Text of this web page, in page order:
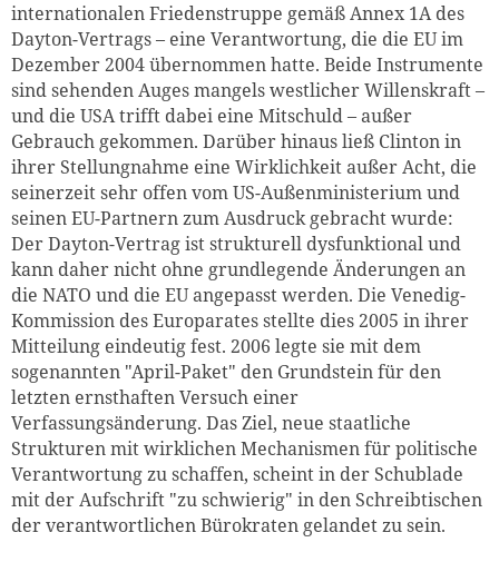
internationalen Friedenstruppe gemäß Annex 1A des
Dayton-Vertrags – eine Verantwortung, die die EU im
Dezember 2004 übernommen hatte. Beide Instrumente
sind sehenden Auges mangels westlicher Willenskraft –
und die USA trifft dabei eine Mitschuld – außer
Gebrauch gekommen. Darüber hinaus ließ Clinton in
ihrer Stellungnahme eine Wirklichkeit außer Acht, die
seinerzeit sehr offen vom US-Außenministerium und
seinen EU-Partnern zum Ausdruck gebracht wurde:
Der Dayton-Vertrag ist strukturell dysfunktional und
kann daher nicht ohne grundlegende Änderungen an
die NATO und die EU angepasst werden. Die Venedig-
Kommission des Europarates stellte dies 2005 in ihrer
Mitteilung eindeutig fest. 2006 legte sie mit dem
sogenannten "April-Paket" den Grundstein für den
letzten ernsthaften Versuch einer
Verfassungsänderung. Das Ziel, neue staatliche
Strukturen mit wirklichen Mechanismen für politische
Verantwortung zu schaffen, scheint in der Schublade
mit der Aufschrift "zu schwierig" in den Schreibtischen
der verantwortlichen Bürokraten gelandet zu sein.